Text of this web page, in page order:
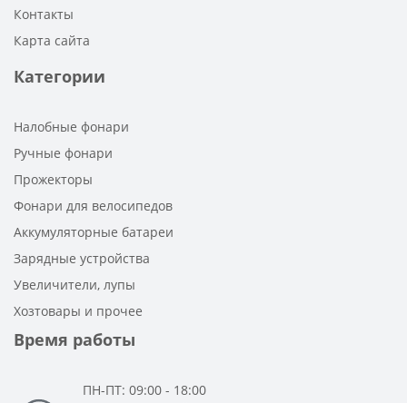
Контакты
Карта сайта
Категории
Налобные фонари
Ручные фонари
Прожекторы
Фонари для велосипедов
Аккумуляторные батареи
Зарядные устройства
Увеличители, лупы
Хозтовары и прочее
Время работы
ПН-ПТ: 09:00 - 18:00